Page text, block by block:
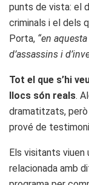
punts de vista: el
criminals i el dels
Porta, “en
d’assassins i
Tot el que s’hi
llocs són reals.
dramatitzats,
prové de
Els visitants
relacionada amb